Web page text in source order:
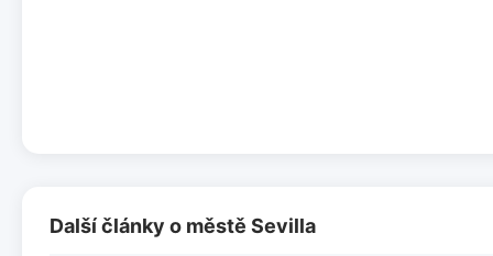
Další články o městě Sevilla